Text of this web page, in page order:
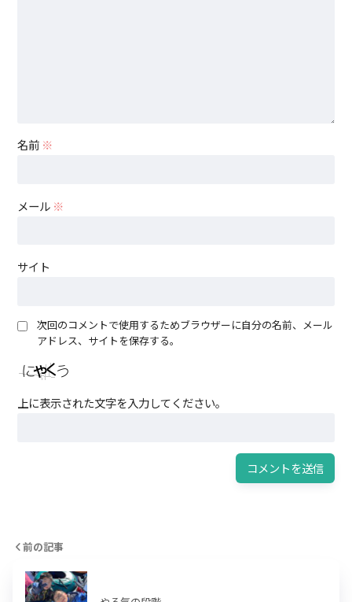
名前 ※
メール ※
サイト
次回のコメントで使用するためブラウザーに自分の名前、メール
アドレス、サイトを保存する。
上に表示された文字を入力してください。
前の記事